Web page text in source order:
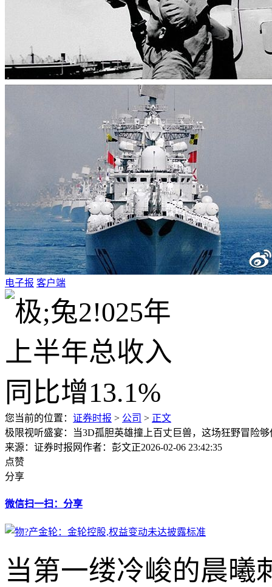
电子报 客户端
您当前的位置： 证券时报 > 公司 > 正文
极限视听盛宴：当3D孤胆英雄撞上百丈巨兽，这场狂野冒险
来源：证券时报网作者：彭文正2026-02-06 23:42:35
点赞
分享
微信扫一扫：分享
当第一缕冷峻的晨曦